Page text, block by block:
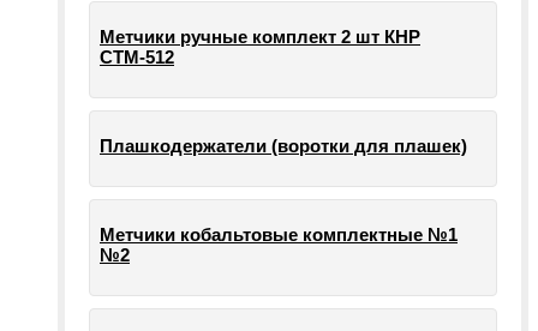
Метчики ручные комплект 2 шт КНР
СТМ-512
Плашкодержатели (воротки для плашек)
Метчики кобальтовые комплектные №1
№2